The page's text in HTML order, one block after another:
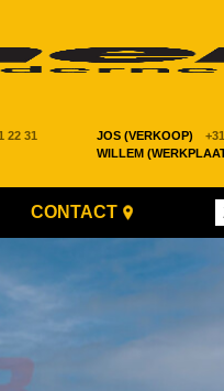
22 31 JOS (VERKOOP)
WILLEM
CONTACT